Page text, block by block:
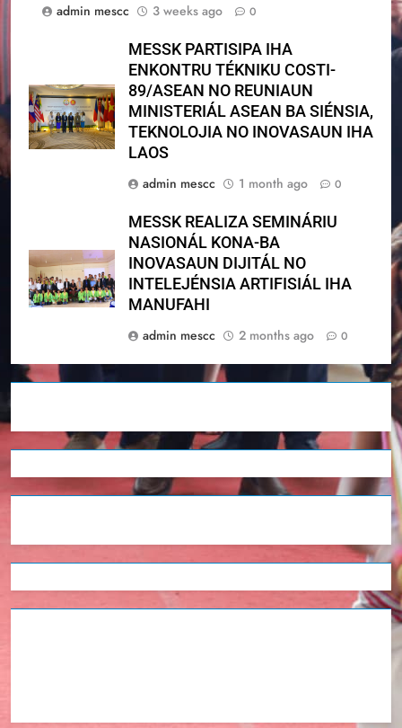
admin mescc
3 weeks ago 0
MESSK PARTISIPA IHA
ENKONTRU TÉKNIKU COSTI-
89/ASEAN NO REUNIAUN
MINISTERIÁL ASEAN BA SIÉNSIA,
TEKNOLOJIA NO INOVASAUN IHA
LAOS
admin mescc
1 month ago 0
MESSK REALIZA SEMINÁRIU
NASIONÁL KONA-BA
INOVASAUN DIJITÁL NO
INTELEJÉNSIA ARTIFISIÁL IHA
MANUFAHI
admin mescc
2 months ago 0